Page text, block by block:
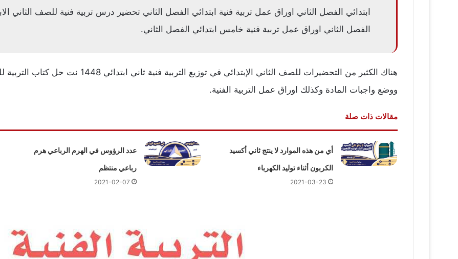
ابتدائي الفصل الثاني اوراق عمل تربية فنية ابتدائي الفصل الثاني تحضير درس تربية فنية للصف الثاني
الفصل الثاني اوراق عمل تربية فنية خامس ابتدائي الفصل الثاني.
هناك الكثير من التحضيرات للصف الثاني
ووضع واجبات المادة وكذلك اوراق عمل التربية الفنية.
مقالات ذات صلة
أي من هذه الموارد لا ينتج ثاني أكسيد
الكربون أثناء توليد الكهرباء
2021-03-23
عدد الرؤوس في الهرم الرباعي هرم
رباعي منتظم
2021-02-07